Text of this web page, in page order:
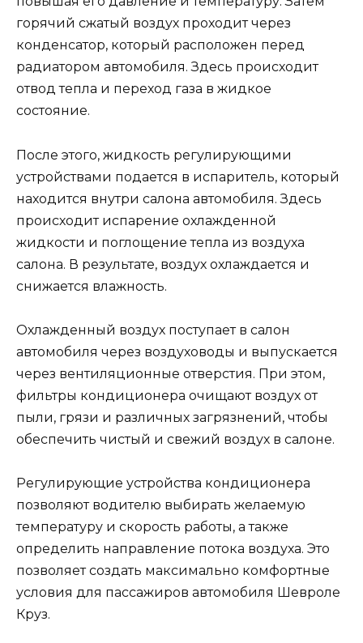
горячий сжатый воздух проходит через
конденсатор, который расположен перед
радиатором автомобиля. Здесь происходит
отвод тепла и переход газа в жидкое
состояние.
После этого, жидкость регулирующими
устройствами подается в испаритель, который
находится внутри салона автомобиля. Здесь
происходит испарение охлажденной
жидкости и поглощение тепла из воздуха
салона. В результате, воздух охлаждается и
снижается влажность.
Охлажденный воздух поступает в салон
автомобиля через воздуховоды и выпускается
через вентиляционные отверстия. При этом,
фильтры кондиционера очищают воздух от
пыли, грязи и различных загрязнений, чтобы
обеспечить чистый и свежий воздух в салоне.
Регулирующие устройства кондиционера
позволяют водителю выбирать желаемую
температуру и скорость работы, а также
определить направление потока воздуха. Это
позволяет создать максимально комфортные
условия для пассажиров автомобиля Шевроле
Круз.